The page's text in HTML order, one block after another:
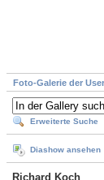
Foto-Galerie der
Erweiterte Suche
Diashow ansehen
Richard Koch